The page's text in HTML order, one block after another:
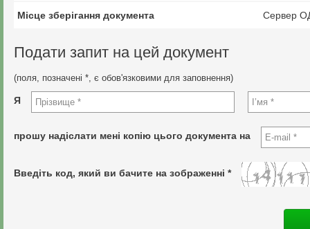
Місце зберігання документа Сервер
Подати запит на цей документ
(поля, позначені *, є обов'язковими для заповнення)
Я
прошу надіслати мені копію цього документа на
Введіть код, який ви бачите на зображенні *